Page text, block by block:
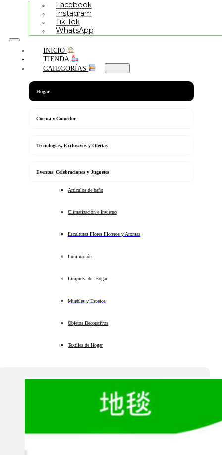
Facebook
Instagram
Tik Tok
WhatsApp
INICIO
TIENDA
CATEGORÍAS
Hogar
Cocina y Comedor
Tecnologias, Exclusivos y Ofertas
Eventos, Celebraciones y Juguetes
Artículos de baño
Climatización e Invierno
Esculturas Flores Floreros y Aromas
Iluminación
Limpieza del Hogar
Muebles y Espejos
Objetos Decorativos
Textiles de Hogar